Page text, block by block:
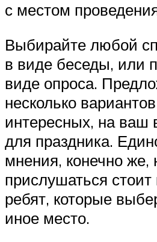
с местом
Выбирайте любой
в виде беседы, или
виде опроса.
несколько
интересных, на ваш
для праздника.
мнения, конечно же,
прислушаться
ребят, которые
иное место.